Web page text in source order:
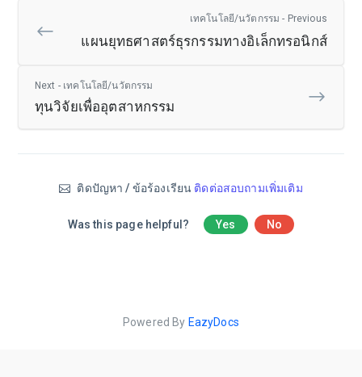
เทคโนโลยี/นวัตกรรม - Previous
แผนยุทธศาสตร์ธุรกรรมทางอิเล็กทรอนิกส์
Next - เทคโนโลยี/นวัตกรรม
ทุนวิจัยเพื่ออุตสาหกรรม
ติดปัญหา / ข้อร้องเรียน ติดต่อสอบถามเพิ่มเติม
Was this page helpful? Yes No
Powered By EazyDocs